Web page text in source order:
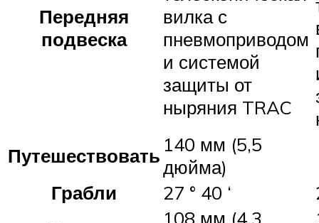
Передняя
подвеска
вилка с
пневмоприводом
и системой
защиты от
ныряния TRAC
Путешествовать 140 мм (5,5
дюйма)
Грабли
27 ° 40 ‘
108 мм (4,3